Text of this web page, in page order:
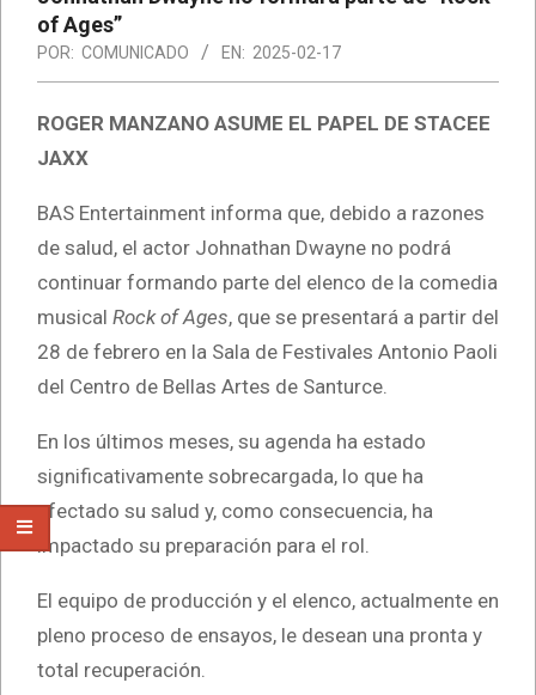
of Ages”
POR: COMUNICADO EN: 2025-02-17
ROGER MANZANO ASUME EL PAPEL DE STACEE
JAXX
BAS Entertainment informa que, debido a razones
de salud, el actor Johnathan Dwayne no podrá
continuar formando parte del elenco de la comedia
musical Rock of Ages, que se presentará a partir del
28 de febrero en la Sala de Festivales Antonio Paoli
del Centro de Bellas Artes de Santurce.
En los últimos meses, su agenda ha estado
significativamente sobrecargada, lo que ha
afectado su salud y, como consecuencia, ha
impactado su preparación para el rol.
El equipo de producción y el elenco, actualmente en
pleno proceso de ensayos, le desean una pronta y
total recuperación.